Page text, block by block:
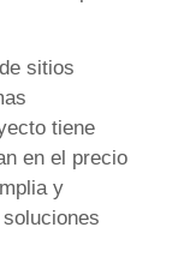
sitios
tiene
en el precio
y